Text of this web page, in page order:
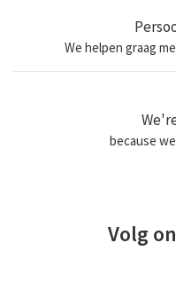
We helpen graag
because
Volg